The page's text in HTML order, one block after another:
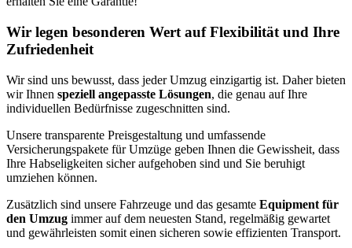
Wir legen besonderen Wert auf Flexibilität und Ihre
Zufriedenheit
Wir sind uns bewusst, dass jeder Umzug einzigartig ist. Daher bieten
wir Ihnen speziell angepasste Lösungen, die genau auf Ihre
individuellen Bedürfnisse zugeschnitten sind.
Unsere transparente Preisgestaltung und umfassende
Versicherungspakete für Umzüge geben Ihnen die Gewissheit, dass
Ihre Habseligkeiten sicher aufgehoben sind und Sie beruhigt
umziehen können.
Zusätzlich sind unsere Fahrzeuge und das gesamte Equipment für
den Umzug immer auf dem neuesten Stand, regelmäßig gewartet
und gewährleisten somit einen sicheren sowie effizienten Transport.